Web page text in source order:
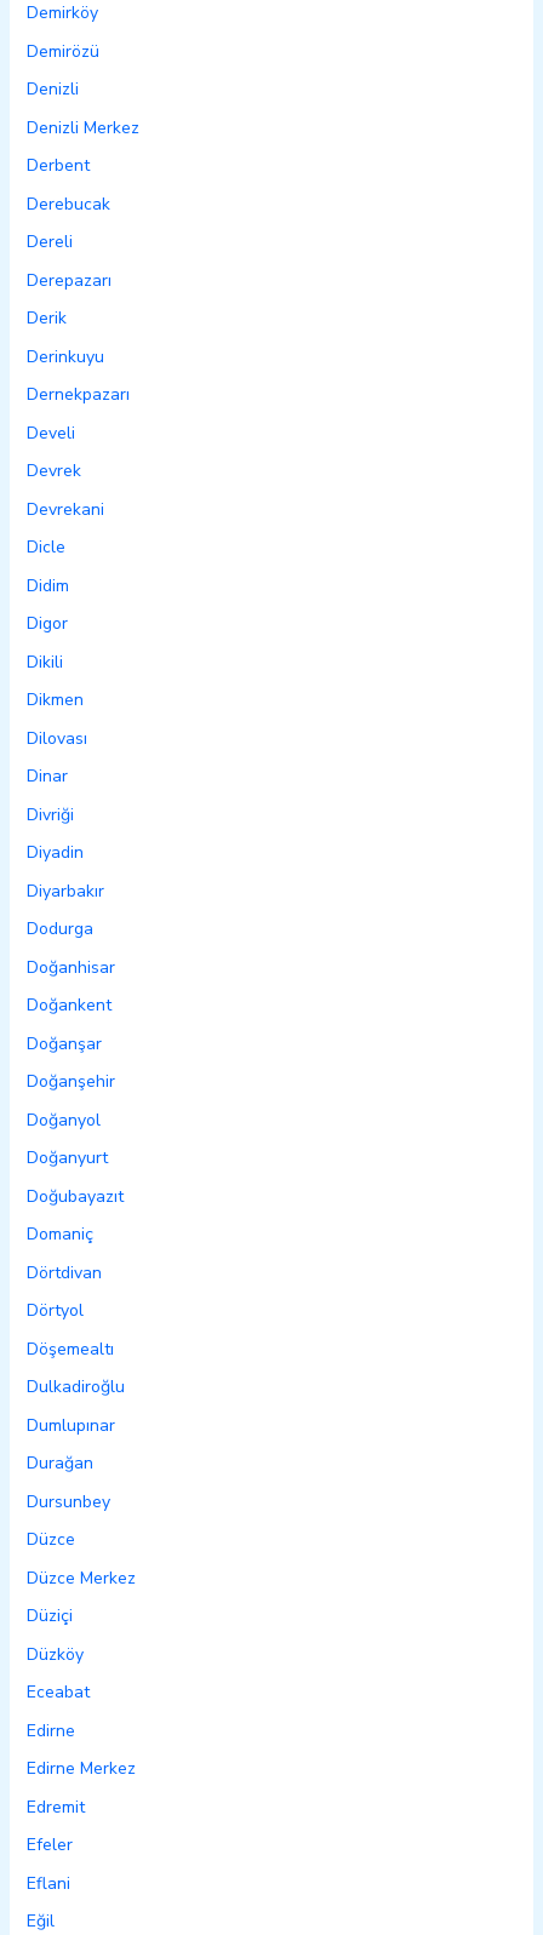
Demirköy
Demirözü
Denizli
Denizli Merkez
Derbent
Derebucak
Dereli
Derepazarı
Derik
Derinkuyu
Dernekpazarı
Develi
Devrek
Devrekani
Dicle
Didim
Digor
Dikili
Dikmen
Dilovası
Dinar
Divriği
Diyadin
Diyarbakır
Dodurga
Doğanhisar
Doğankent
Doğanşar
Doğanşehir
Doğanyol
Doğanyurt
Doğubayazıt
Domaniç
Dörtdivan
Dörtyol
Döşemealtı
Dulkadiroğlu
Dumlupınar
Durağan
Dursunbey
Düzce
Düzce Merkez
Düziçi
Düzköy
Eceabat
Edirne
Edirne Merkez
Edremit
Efeler
Eflani
Eğil